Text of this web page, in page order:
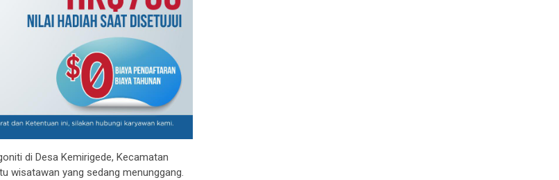
di Desa Kemirigede, Kecamatan
wisatawan yang sedang menunggang.